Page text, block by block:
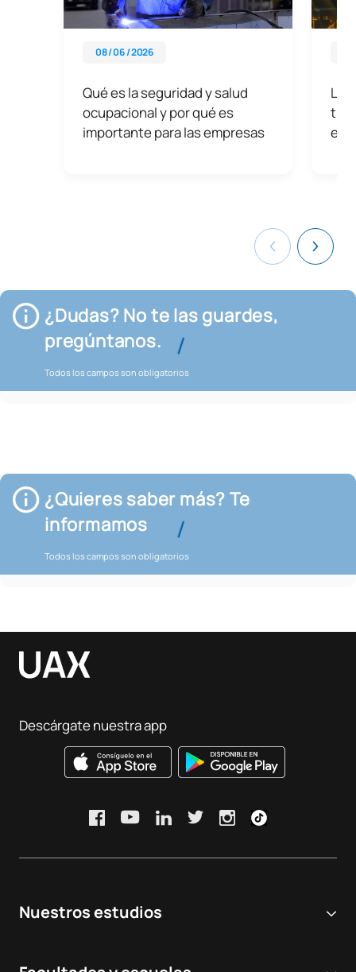
08 / 06 / 2026
Qué es la seguridad y salud
ocupacional y por qué es
importante para las empresas
La
era
¿Dudas? No te las guardes,
pregúntanos.
Todos los campos son obligatorios
¿Quieres saber más? Te
informamos
Todos los campos son obligatorios
Nuestros estudios
Descárgate nuestra app